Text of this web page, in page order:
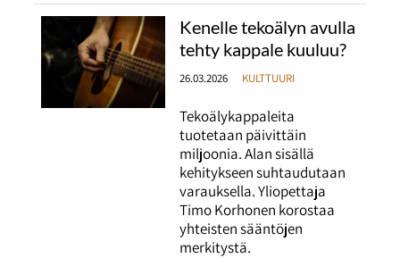
Kenelle tekoälyn avulla
tehty kappale kuuluu?
26.03.2026 KULTTUURI
Tekoälykappaleita
tuotetaan päivittäin
miljoonia. Alan sisällä
kehitykseen suhtaudutaan
varauksella. Yliopettaja
Timo Korhonen korostaa
yhteisten sääntöjen
merkitystä.